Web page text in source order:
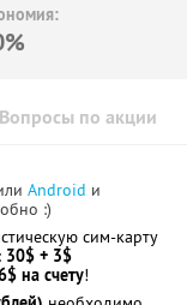
Вопросы по акции
Android и
:)
сим-карту
30$ + 3$
на счету!